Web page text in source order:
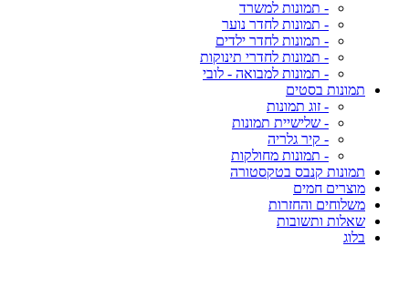
- תמונות למשרד
- תמונות לחדר נוער
- תמונות לחדר ילדים
- תמונות לחדרי תינוקות
- תמונות למבואה - לובי
תמונות בסטים
- זוג תמונות
- שלישיית תמונות
- קיר גלריה
- תמונות מחולקות
תמונות קנבס בטקסטורה
מוצרים חמים
משלוחים והחזרות
שאלות ותשובות
בלוג